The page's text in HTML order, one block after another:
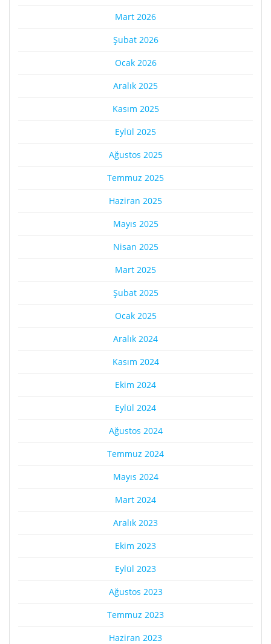
Mart 2026
Şubat 2026
Ocak 2026
Aralık 2025
Kasım 2025
Eylül 2025
Ağustos 2025
Temmuz 2025
Haziran 2025
Mayıs 2025
Nisan 2025
Mart 2025
Şubat 2025
Ocak 2025
Aralık 2024
Kasım 2024
Ekim 2024
Eylül 2024
Ağustos 2024
Temmuz 2024
Mayıs 2024
Mart 2024
Aralık 2023
Ekim 2023
Eylül 2023
Ağustos 2023
Temmuz 2023
Haziran 2023